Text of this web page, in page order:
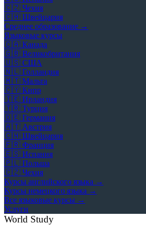
🇨🇿 Чехия
🇨🇭 Швейцария
Среднее образование →
Языковые курсы
🇨🇦 Канада
🇬🇧 Великобритания
🇺🇸 США
🇳🇱 Голландия
🇲🇹 Мальта
🇨🇾 Кипр
🇮🇪 Ирландия
🇹🇷 Турция
🇩🇪 Германия
🇦🇹 Австрия
🇨🇭 Швейцария
🇫🇷 Франция
🇪🇸 Испания
🇵🇱 Польша
🇨🇿 Чехия
Курсы английского языка →
Курсы немецкого языка →
Все языковые курсы →
Услуги
World Study